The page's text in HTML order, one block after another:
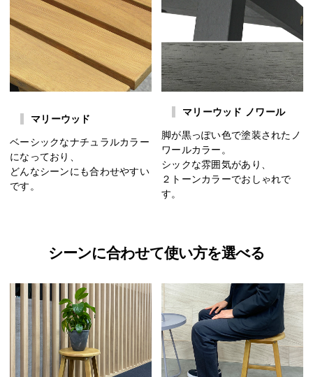
マリーウッド
ベーシックなナチュラルカラー
になっており、
どんなシーンにも合わせやすい
です。
マリーウッド ノワール
脚が黒っぽい色で塗装されたノ
ワールカラー。
シックな雰囲気があり、
２トーンカラーでおしゃれで
す。
シーンに合わせて使い方を選べる